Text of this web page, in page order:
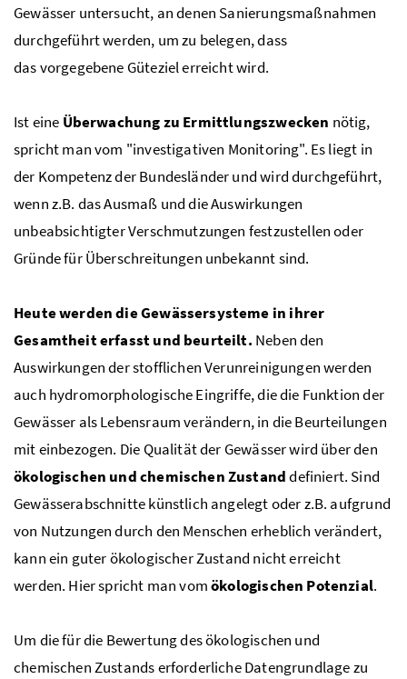
Gewässer untersucht, an denen Sanierungsmaßnahmen
durchgeführt werden, um zu belegen, dass
das vorgegebene Güteziel erreicht wird.
Ist eine Überwachung zu Ermittlungszwecken nötig,
spricht man vom "investigativen Monitoring". Es liegt in
der Kompetenz der Bundesländer und wird durchgeführt,
wennz.B. das Ausmaß und die Auswirkungen
unbeabsichtigter Verschmutzungen festzustellen oder
Gründe für Überschreitungen unbekannt sind.
Heute werden die Gewässersysteme in ihrer
Gesamtheit erfasst und beurteilt. Neben den
Auswirkungen der stofflichen Verunreinigungen werden
auch hydromorphologische Eingriffe, die die Funktion der
Gewässer als Lebensraum verändern, in die Beurteilungen
mit einbezogen. Die Qualität der Gewässer wird über den
ökologischen und chemischen Zustanddefiniert. Sind
Gewässerabschnitte künstlich angelegt oderz.B. aufgrund
von Nutzungen durch den Menschen erheblich verändert,
kann ein guter ökologischer Zustand nicht erreicht
werden. Hier spricht man vomökologischen Potenzial.
Um die für die Bewertung des ökologischen und
chemischen Zustands erforderliche Datengrundlage zu